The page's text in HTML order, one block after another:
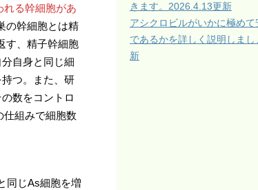
れる幹細胞があ
の幹細胞とは精
す、精子幹細胞
自身と同じ細
つ。また、研
数をコントロ
仕組みで細胞数
同じAs細胞を増
きます。2026.4.13更新
アシクロビルがいかに極め
であるかを詳しく説明しま
新